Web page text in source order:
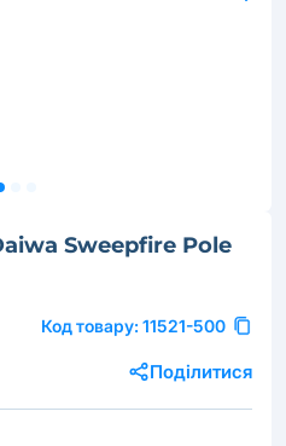
Sweepfire Pole
Код товару: 11521-500
Поділитися